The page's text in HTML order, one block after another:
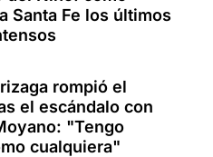
Santa Fe los últimos
rompió el
el escándalo con
"Tengo
cualquiera"